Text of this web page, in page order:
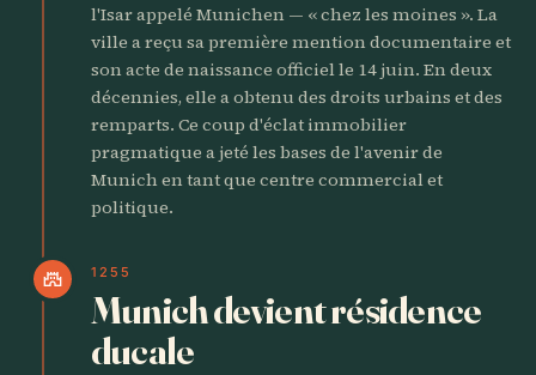
l'Isar appelé Munichen — « chez les moines ». La
ville a reçu sa première mention documentaire et
son acte de naissance officiel le 14 juin. En deux
décennies, elle a obtenu des droits urbains et des
remparts. Ce coup d'éclat immobilier
pragmatique a jeté les bases de l'avenir de
Munich en tant que centre commercial et
politique.
castle 1255
Munich devient résidence
ducale